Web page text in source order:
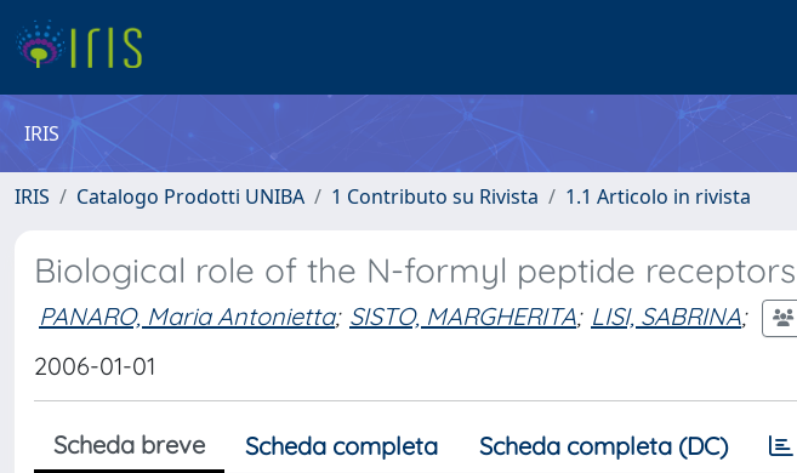
IRIS
IRIS Catalogo Prodotti UNIBA 1 Contributo su Rivista 1.1 Articolo in rivista
Biological role of the N-formyl peptide receptors
PANARO, Maria Antonietta; SISTO, MARGHERITA; LISI, SABRINA;
2006-01-01
Scheda breve Scheda completa Scheda completa (DC)